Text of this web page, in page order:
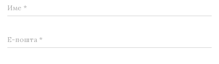
Име *
Е-пошта *